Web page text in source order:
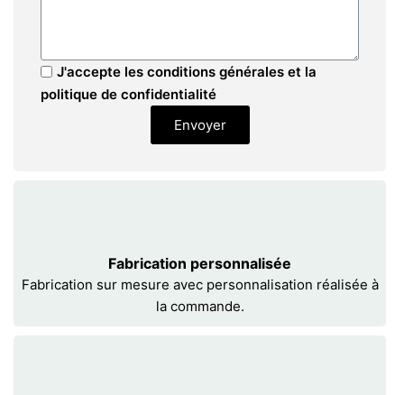
J'accepte les conditions générales et la
politique de confidentialité
Envoyer
Fabrication personnalisée
Fabrication sur mesure avec personnalisation réalisée à
la commande.